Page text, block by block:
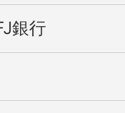
銀行